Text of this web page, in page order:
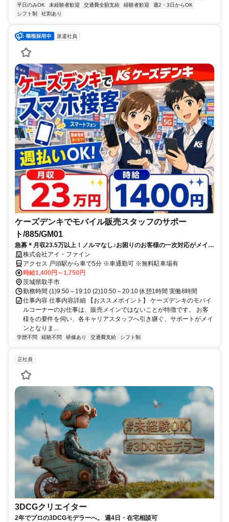
平日のみOK 未経験者歓迎 交通費全額支給 経験者歓迎
週2・3日からOK
シフト制
社割あり
派遣社員
ケーズデンキでモバイル販売スタッフのサポー
ト/885/GM01
急募＊月収23.5万以上！ノルマなし♪お困りのお客様の一次対応がメイン
☆お声がけの仕方等は事前研修で学べます！#履歴書不要 #未経験歓迎
株式会社アイ・ファイン
アクセス 戸頭駅から車で5分 ※車通勤可 ※無料駐車場有
時給1,400円～1,750円
茨城県取手市
勤務時間 (1)9:50～19:10 (2)10:50～20:10 休憩1時間 実働8時間
仕事内容 仕事内容詳細 【おススメポイント】 ケーズデンキのモバイ
ルコーナーのお仕事は、販売メインではないことが特徴です。 お客
様をの要件を伺い、各キャリアスタッフへ引き継ぐ、サポートがメイ
ンとなりま...
学歴不問 経験不問 研修あり 交通費支給 シフト制
正社員
3DCGクリエイター
2年でプロの3DCGモデラーへ。 週4日・在宅相談可